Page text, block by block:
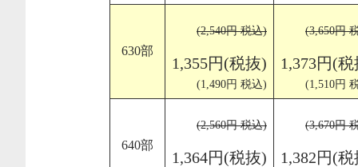
630部
(2,540円 税込)
1,355円(税抜)
(1,490円 税込)
(3,650円
1,373円(
(1,510円
640部
(2,560円 税込)
1,364円(税抜)
(3,670円
1,382円(